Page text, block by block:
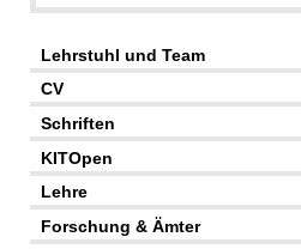
Lehrstuhl und Team
CV
Schriften
KITOpen
Lehre
Forschung & Ämter